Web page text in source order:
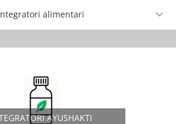
Tag Ayu
Lampade artigianali
alimentari
Arredo Casa
AYUSHAKTI